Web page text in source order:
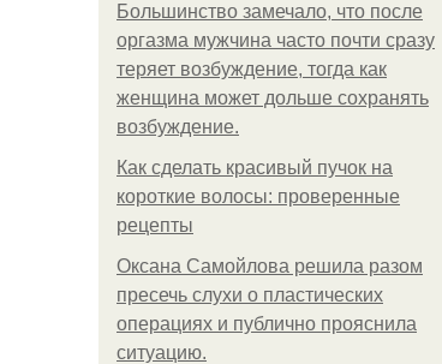
Большинство замечало, что после
оргазма мужчина часто почти сразу
теряет возбуждение, тогда как
женщина может дольше сохранять
возбуждение.
Как сделать красивый пучок на
короткие волосы: проверенные
рецепты
Оксана Самойлова решила разом
пресечь слухи о пластических
операциях и публично прояснила
ситуацию.